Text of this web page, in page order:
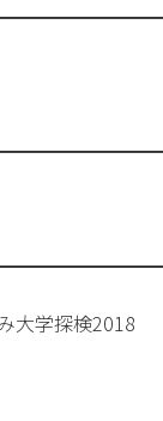
大学探検2018